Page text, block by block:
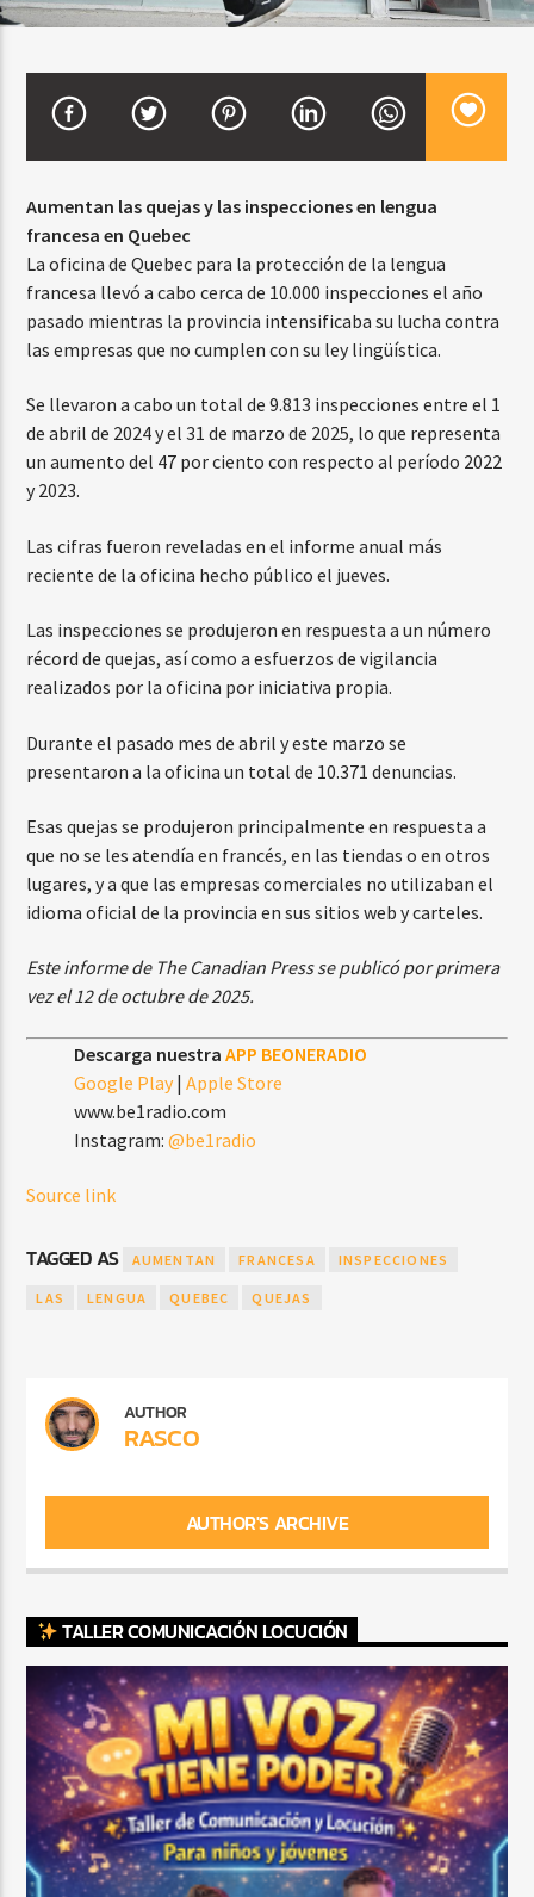
CURRENT SHOW
BALADAS ROMÁNTICAS
4:00 AM 6:00 AM
Beone Radio
Aumentan las quejas y las inspecciones en lengua
francesa en Quebec
La oficina de Quebec para la protección de la lengua
francesa llevó a cabo cerca de 10.000 inspecciones el año
pasado mientras la provincia intensificaba su lucha contra
las empresas que no cumplen con su ley lingüística.
Se llevaron a cabo un total de 9.813 inspecciones entre el 1
de abril de 2024 y el 31 de marzo de 2025, lo que representa
un aumento del 47 por ciento con respecto al período 2022
y 2023.
Las cifras fueron reveladas en el informe anual más
reciente de la oficina hecho público el jueves.
Las inspecciones se produjeron en respuesta a un número
récord de quejas, así como a esfuerzos de vigilancia
realizados por la oficina por iniciativa propia.
Durante el pasado mes de abril y este marzo se
presentaron a la oficina un total de 10.371 denuncias.
Esas quejas se produjeron principalmente en respuesta a
que no se les atendía en francés, en las tiendas o en otros
lugares, y a que las empresas comerciales no utilizaban el
idioma oficial de la provincia en sus sitios web y carteles.
Este informe de The Canadian Press se publicó por primera
vez el 12 de octubre de 2025.
Descarga nuestraAPP BEONERADIO
Google Play |Apple Store
www.be1radio.com
Instagram:@be1radio
Source link
TAGGED AS AUMENTAN FRANCESA INSPECCIONES
LAS LENGUA QUEBEC QUEJAS
AUTHOR
RASCO
AUTHOR'S ARCHIVE
TALLER COMUNICACIÓN LOCUCIÓN